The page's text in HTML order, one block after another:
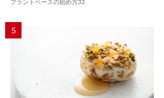
プラントベースの始め方32
5